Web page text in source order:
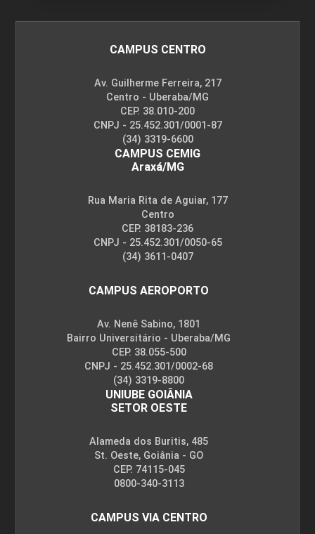
CAMPUS CENTRO
Av. Guilherme Ferreira, 217
Centro - Uberaba/MG
CEP. 38.010-200
CNPJ - 25.452.301/0001-87
(34) 3319-6600
CAMPUS CEMIG
Araxá/MG
Rua Maria Rita de Aguiar, 177
Centro
CEP. 38183-236
CNPJ - 25.452.301/0050-65
(34) 3611-0407
CAMPUS AEROPORTO
Av. Nenê Sabino, 1801
Bairro Universitário - Uberaba/MG
CEP. 38.055-500
CNPJ - 25.452.301/0002-68
(34) 3319-8800
UNIUBE GOIÂNIA
SETOR OESTE
Alameda dos Buritis, 485
St. Oeste, Goiânia - GO
CEP. 74115-045
0800-340-3113
CAMPUS VIA CENTRO